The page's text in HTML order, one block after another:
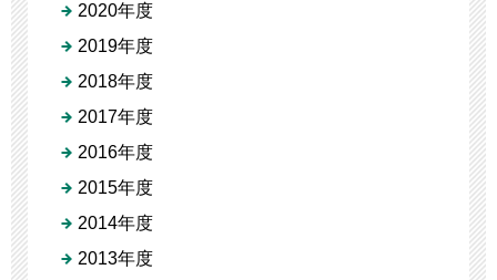
2020年度
2019年度
2018年度
2017年度
2016年度
2015年度
2014年度
2013年度